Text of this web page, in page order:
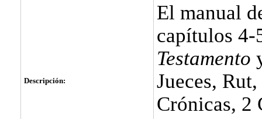
Descripción:
El manual
capítulos
Testamento
Jueces,
Crónicas, 2